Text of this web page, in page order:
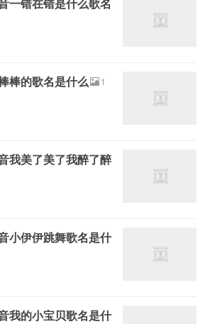
棒的歌名是什么 1
我美了美了我醉了醉
小伊伊跳舞歌名是什
我的小宝贝歌名是什